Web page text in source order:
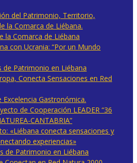
del Patrimonio, Territorio,
la Comarca de Liébana.
la Comarca de Liébana
con Ucrania: “Por un Mundo
de Patrimonio en Liébana
Conecta Sensaciones en Red
Excelencia Gastronómica.
de Cooperación LEADER “36
CANTABRIA”
«Liébana conecta sensaciones y
experiencias»
de Patrimonio en Liébana